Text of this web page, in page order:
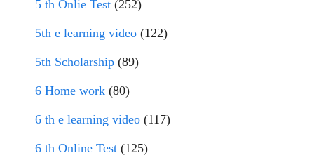
5 th Onlie Test (252)
5th e learning video (122)
5th Scholarship (89)
6 Home work (80)
6 th e learning video (117)
6 th Online Test (125)